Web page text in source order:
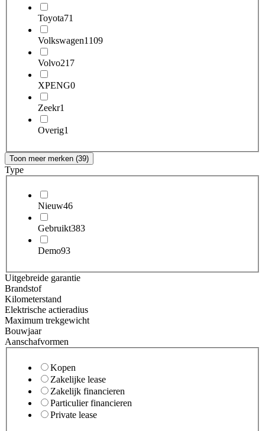
Toyota71
Volkswagen1109
Volvo217
XPENG0
Zeekr1
Overig1
Toon meer merken (39)
Type
Nieuw46
Gebruikt383
Demo93
Uitgebreide garantie
Brandstof
Kilometerstand
Elektrische actieradius
Maximum trekgewicht
Bouwjaar
Aanschafvormen
Kopen
Zakelijke lease
Zakelijk financieren
Particulier financieren
Private lease